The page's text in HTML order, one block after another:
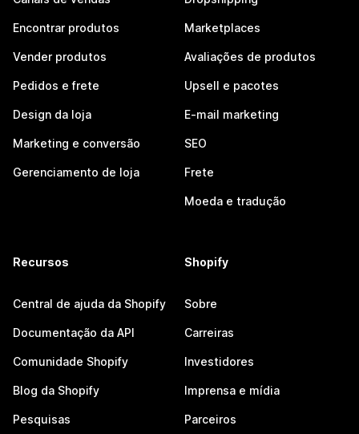
Encontrar produtos
Vender produtos
Pedidos e frete
Design da loja
Marketing e conversão
Gerenciamento de loja
Marketplaces
Avaliações de produtos
Upsell e pacotes
E-mail marketing
SEO
Frete
Moeda e tradução
Recursos
Central de ajuda da Shopify
Documentação da API
Comunidade Shopify
Blog da Shopify
Pesquisas
Shopify
Sobre
Carreiras
Investidores
Imprensa e mídia
Parceiros